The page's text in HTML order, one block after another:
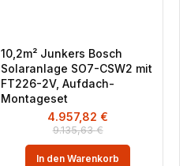
10,2m² Junkers Bosch
Solaranlage SO7-CSW2 mit
FT226-2V, Aufdach-
Montageset
9.135,63€
4.957,82 €
In den Warenkorb